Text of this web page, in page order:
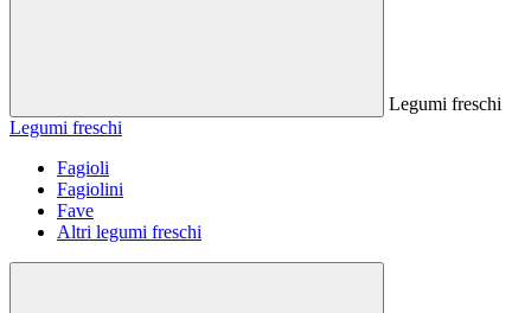
Legumi freschi
Legumi freschi
Fagioli
Fagiolini
Fave
Altri legumi freschi